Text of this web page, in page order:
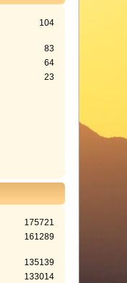
104
83
64
23
175721
161289
135139
133014